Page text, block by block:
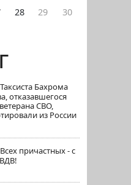
28 29
30
Таксиста Бахрома
отказавшегося
СВО,
из России
Всех причастных - с